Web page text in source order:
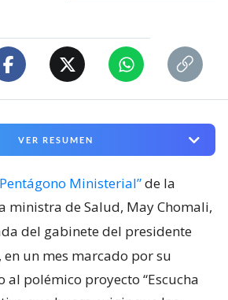
VER RESUMEN
Ministerial”de la
ministra de Salud, May Chomali,
del gabinete del presidente
, en un mes marcado por su
al polémico proyecto “Escucha